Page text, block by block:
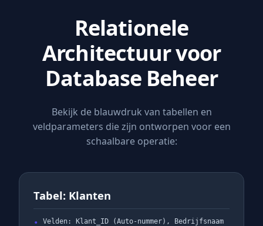
Relationele
Architectuur voor
Database Beheer
Bekijk de blauwdruk van tabellen en
veldparameters die zijn ontworpen voor een
schaalbare operatie:
Tabel: Klanten
Velden: Klant_ID (Auto-nummer), Bedrijfsnaam